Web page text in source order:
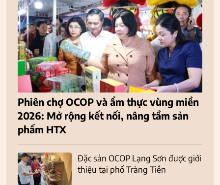
Phiên chợ OCOP và ẩm thực vùng miền
2026: Mở rộng kết nối, nâng tầm sản
phẩm HTX
Đặc sản OCOP Lạng Sơn được giới
thiệu tại phố Tràng Tiền